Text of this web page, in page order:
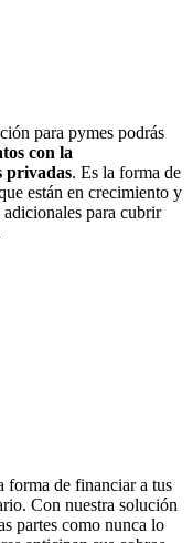
para pymes podrás
con la
privadas. Es la forma de
están en crecimiento y
para cubrir
forma de financiar a tus
Con nuestra solución
partes como nunca lo